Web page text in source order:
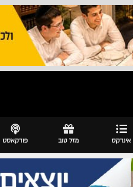
אינדקס מזל טוב פודקאסט